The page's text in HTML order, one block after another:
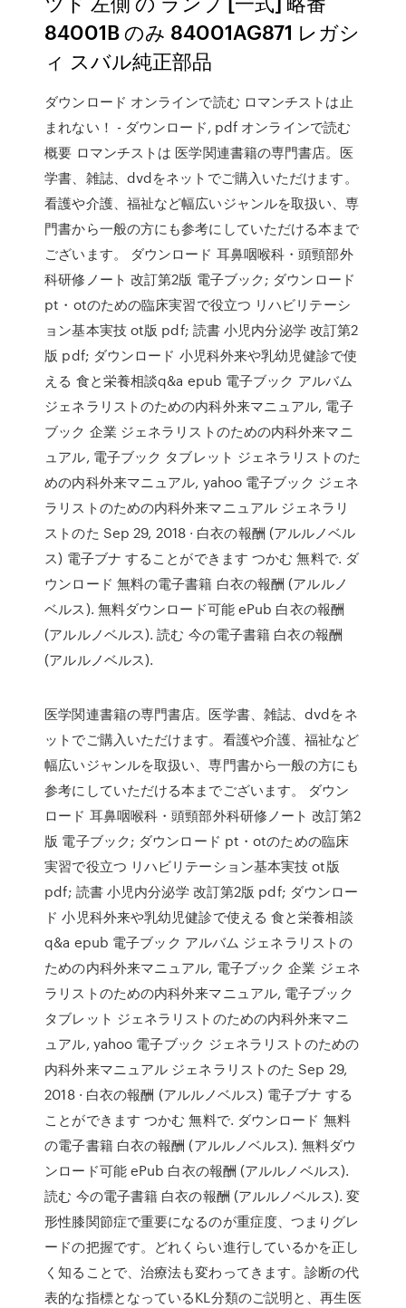
84001B のみ 84001AG871 レガシ
ィ スバル純正部品
ダウンロード オンラインで読む ロマンチストは止
まれない！ - ダウンロード, pdf オンラインで読む
概要 ロマンチストは 医学関連書籍の専門書店。医
学書、雑誌、dvdをネットでご購入いただけます。
看護や介護、福祉など幅広いジャンルを取扱い、専
門書から一般の方にも参考にしていただける本まで
ございます。 ダウンロード 耳鼻咽喉科・頭頸部外
科研修ノート 改訂第2版 電子ブック; ダウンロード
pt・otのための臨床実習で役立つ リハビリテーシ
ョン基本実技 ot版 pdf; 読書 小児内分泌学 改訂第2
版 pdf; ダウンロード 小児科外来や乳幼児健診で使
える 食と栄養相談q&a epub 電子ブック アルバム
ジェネラリストのための内科外来マニュアル, 電子
ブック 企業 ジェネラリストのための内科外来マニ
ュアル, 電子ブック タブレット ジェネラリストのた
めの内科外来マニュアル, yahoo 電子ブック ジェネ
ラリストのための内科外来マニュアル ジェネラリ
ストのた Sep 29, 2018 · 白衣の報酬 (アルルノベル
ス) 電子ブナ することができます つかむ 無料で. ダ
ウンロード 無料の電子書籍 白衣の報酬 (アルルノ
ベルス). 無料ダウンロード可能 ePub 白衣の報酬
(アルルノベルス). 読む 今の電子書籍 白衣の報酬
(アルルノベルス).
医学関連書籍の専門書店。医学書、雑誌、dvdをネ
ットでご購入いただけます。看護や介護、福祉など
幅広いジャンルを取扱い、専門書から一般の方にも
参考にしていただける本までございます。 ダウン
ロード 耳鼻咽喉科・頭頸部外科研修ノート 改訂第2
版 電子ブック; ダウンロード pt・otのための臨床
実習で役立つ リハビリテーション基本実技 ot版
pdf; 読書 小児内分泌学 改訂第2版 pdf; ダウンロー
ド 小児科外来や乳幼児健診で使える 食と栄養相談
q&a epub 電子ブック アルバム ジェネラリストの
ための内科外来マニュアル, 電子ブック 企業 ジェネ
ラリストのための内科外来マニュアル, 電子ブック
タブレット ジェネラリストのための内科外来マニ
ュアル, yahoo 電子ブック ジェネラリストのための
内科外来マニュアル ジェネラリストのた Sep 29,
2018 · 白衣の報酬 (アルルノベルス) 電子ブナ する
ことができます つかむ 無料で. ダウンロード 無料
の電子書籍 白衣の報酬 (アルルノベルス). 無料ダウ
ンロード可能 ePub 白衣の報酬 (アルルノベルス).
読む 今の電子書籍 白衣の報酬 (アルルノベルス). 変
形性膝関節症で重要になるのが重症度、つまりグレ
ードの把握です。どれくらい進行しているかを正し
く知ることで、治療法も変わってきます。診断の代
表的な指標となっているKL分類のご説明と、再生医